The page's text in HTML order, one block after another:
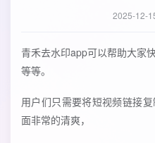
2025-12-
青禾去水印app可以帮助大家
等等。
用户们只需要将短视频链接
面非常的清爽，